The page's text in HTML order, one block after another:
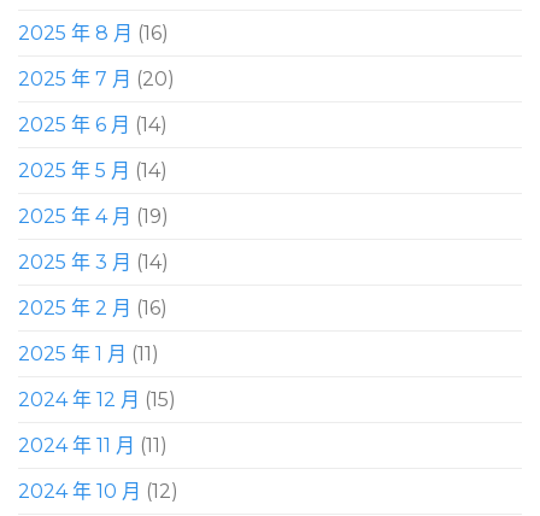
2025 年 8 月 (16)
2025 年 7 月 (20)
2025 年 6 月 (14)
2025 年 5 月 (14)
2025 年 4 月 (19)
2025 年 3 月 (14)
2025 年 2 月 (16)
2025 年 1 月 (11)
2024 年 12 月 (15)
2024 年 11 月 (11)
2024 年 10 月 (12)